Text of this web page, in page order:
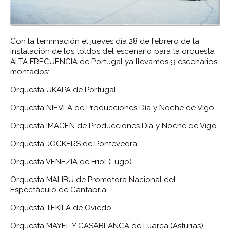
Con la terminación el jueves día 28 de febrero de la
instalación de los toldos del escenario para la orquesta
ALTA FRECUENCIA de Portugal ya llevamos 9 escenarios
montados:
Orquesta UKAPA de Portugal.
Orquesta NIEVLA de Producciones Día y Noche de Vigo.
Orquesta IMAGEN de Producciones Día y Noche de Vigo.
Orquesta JOCKERS de Pontevedra
Orquesta VENEZIA de Friol (Lugo).
Orquesta MALIBU de Promotora Nacional del
Espectáculo de Cantabria
Orquesta TEKILA de Oviedo
Orquesta MAYEL Y CASABLANCA de Luarca (Asturias).